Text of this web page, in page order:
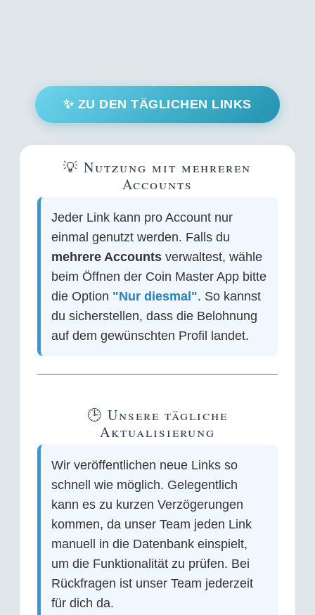
✨ ZU DEN TÄGLICHEN LINKS
💡 Nutzung mit mehreren
Accounts
Jeder Link kann pro Account nur
einmal genutzt werden. Falls du
mehrere Accountsverwaltest, wähle
beim Öffnen der Coin Master App bitte
die Option "Nur diesmal". So kannst
du sicherstellen, dass die Belohnung
auf dem gewünschten Profil landet.
🕒 Unsere tägliche
Aktualisierung
Wir veröffentlichen neue Links so
schnell wie möglich. Gelegentlich
kann es zu kurzen Verzögerungen
kommen, da unser Team jeden Link
manuell in die Datenbank einspielt,
um die Funktionalität zu prüfen. Bei
Rückfragen ist unser Team jederzeit
für dich da.